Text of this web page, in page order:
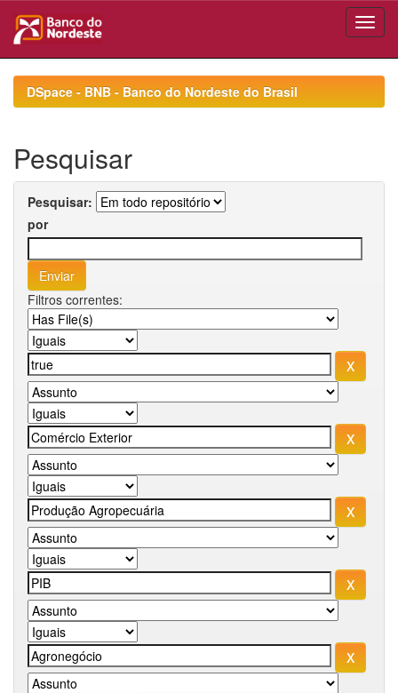
navigationDSpace - BNB - Banco do Nordeste do Brasil
Pesquisar
Pesquisar:
por
Filtros correntes: